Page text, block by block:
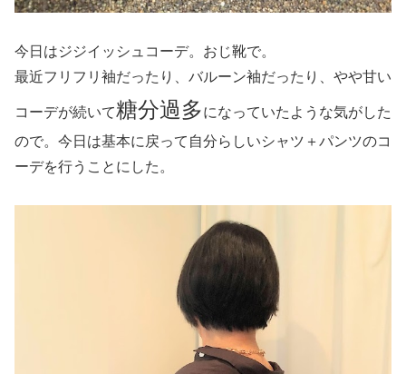
今日はジジイッシュコーデ。おじ靴で。
最近フリフリ袖だったり、バルーン袖だったり、やや甘い
コーデが続いて糖分過多になっていたような気がした
ので。今日は基本に戻って自分らしいシャツ＋パンツのコ
ーデを行うことにした。